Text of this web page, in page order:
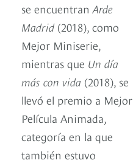
se encuentranArde
Madrid (2018), como
Mejor Miniserie,
mientras que Un día
más con vida (2018), se
llevó el premio a Mejor
Película Animada,
categoría en la que
también estuvo